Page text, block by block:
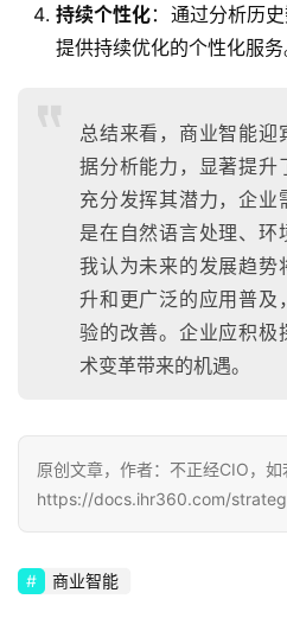
持续个性化：通过分析历
提供持续优化的个性化服务
总结来看，商业智能迎
据分析能力，显著提升
充分发挥其潜力，企业
是在自然语言处理、环
我认为未来的发展趋势
升和更广泛的应用普及
验的改善。企业应积极
术变革带来的机遇。
原创文章，作者：不正经CIO，如
https://docs.ihr360.com/
商业智能